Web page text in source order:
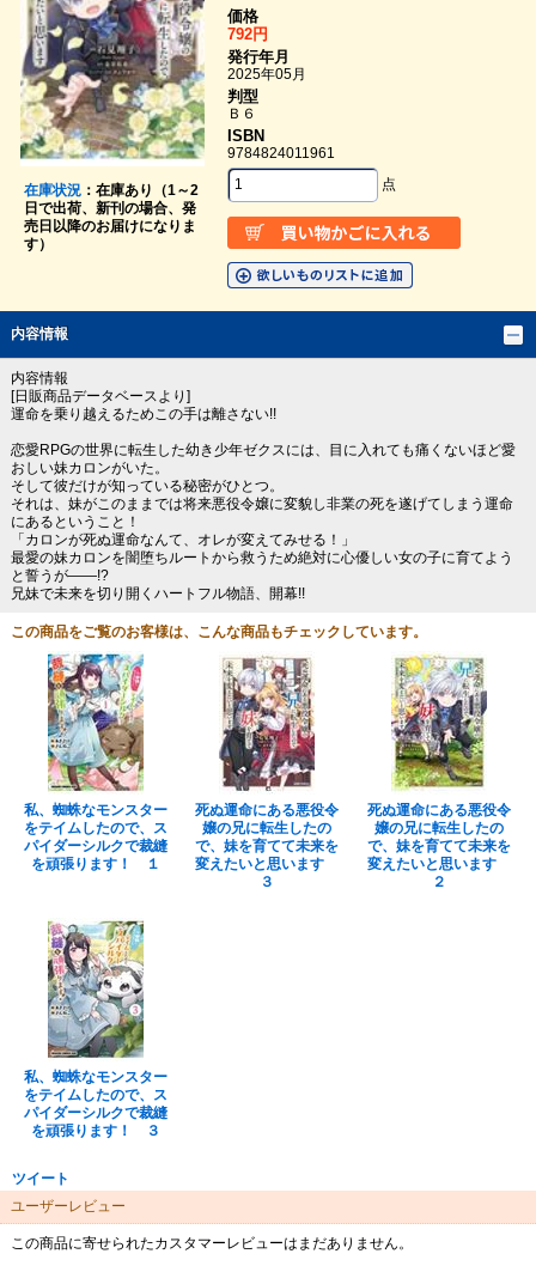
在庫状況：在庫あり（1～2
日で出荷、新刊の場合、発
売日以降のお届けになりま
す）
価格
792円
発行年月
2025年05月
判型
Ｂ６
ISBN
9784824011961
点
内容情報
内容情報
[日販商品データベースより]
運命を乗り越えるためこの手は離さない!!
恋愛RPGの世界に転生した幼き少年ゼクスには、目に入れても痛くないほど愛
おしい妹カロンがいた。
そして彼だけが知っている秘密がひとつ。
それは、妹がこのままでは将来悪役令嬢に変貌し非業の死を遂げてしまう運命
にあるということ！
「カロンが死ぬ運命なんて、オレが変えてみせる！」
最愛の妹カロンを闇堕ちルートから救うため絶対に心優しい女の子に育てよう
と誓うが――!?
兄妹で未来を切り開くハートフル物語、開幕!!
この商品をご覧のお客様は、こんな商品もチェックしています。
私、蜘蛛なモンスター
をテイムしたので、ス
パイダーシルクで裁縫
を頑張ります！ １
死ぬ運命にある悪役令
嬢の兄に転生したの
で、妹を育てて未来を
変えたいと思います
３
死ぬ運命にある悪役令
嬢の兄に転生したの
で、妹を育てて未来を
変えたいと思います
２
私、蜘蛛なモンスター
をテイムしたので、ス
パイダーシルクで裁縫
を頑張ります！ ３
ツイート
ユーザーレビュー
この商品に寄せられたカスタマーレビューはまだありません。